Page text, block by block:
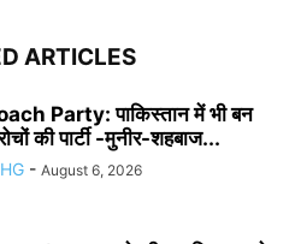
ARTICLES
Party: पाकिस्तान में भी बन
की पार्टी -मुनीर-शहबाज...
- August 6, 2026